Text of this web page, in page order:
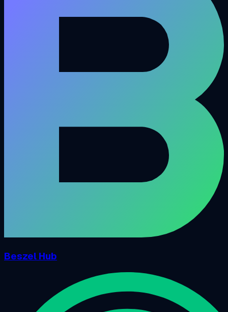
Beszel Hub